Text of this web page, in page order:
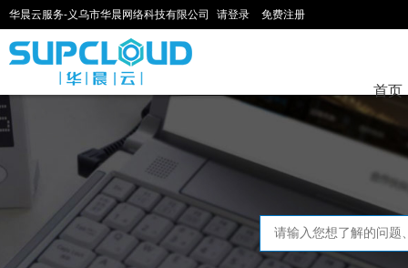
华晨云服务-义乌市华晨网络科技有限公司 请登录 免费注册
首页